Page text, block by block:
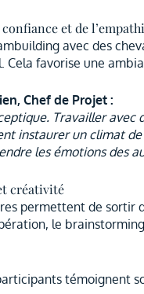
et de
avec des
Cela favorise une
Chef de Projet :
Travailler avec
instaurer un climat de
les émotions des
créativité
permettent de sortir
le
témoignent